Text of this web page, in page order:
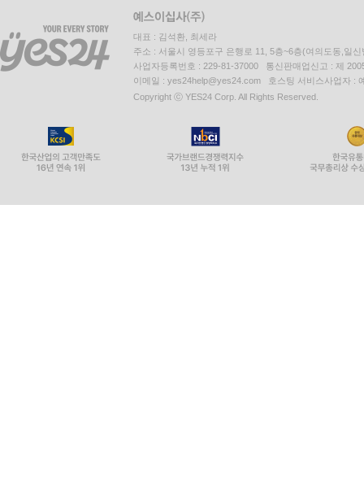
대표 : 김석환, 최세라
주소 : 서울시 영등포구 은행로 11, 5층~6층(여의도동,일신
사업자등록번호 : 229-81-37000 통신판매업신고 : 제
이메일 : yes24help@yes24.com 호스팅 서비스사업자 :
Copyright ⓒ YES24 Corp. All Rights Reserved.